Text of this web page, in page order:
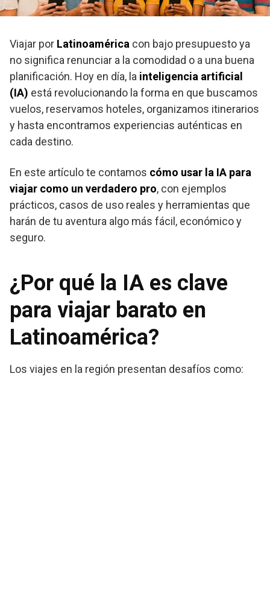
Viajar por Latinoamérica con bajo presupuesto ya
no significa renunciar a la comodidad o a una buena
planificación. Hoy en día, la inteligencia artificial
(IA) está revolucionando la forma en que buscamos
vuelos, reservamos hoteles, organizamos itinerarios
y hasta encontramos experiencias auténticas en
cada destino.
En este artículo te contamos cómo usar la IA para
viajar como un verdadero pro, con ejemplos
prácticos, casos de uso reales y herramientas que
harán de tu aventura algo más fácil, económico y
seguro.
¿Por qué la IA es clave
para viajar barato en
Latinoamérica?
Los viajes en la región presentan desafíos como: